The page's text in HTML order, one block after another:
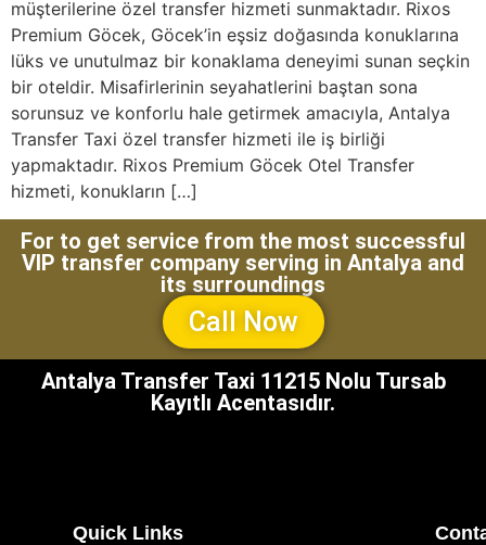
müşterilerine özel transfer hizmeti sunmaktadır. Rixos
Premium Göcek, Göcek’in eşsiz doğasında konuklarına
lüks ve unutulmaz bir konaklama deneyimi sunan seçkin
bir oteldir. Misafirlerinin seyahatlerini baştan sona
sorunsuz ve konforlu hale getirmek amacıyla, Antalya
Transfer Taxi özel transfer hizmeti ile iş birliği
yapmaktadır. Rixos Premium Göcek Otel Transfer
hizmeti, konukların […]
For to get service from the most successful
VIP transfer company serving in Antalya and
its surroundings
Call Now
Antalya Transfer Taxi 11215 Nolu Tursab
Kayıtlı Acentasıdır.
Quick Links